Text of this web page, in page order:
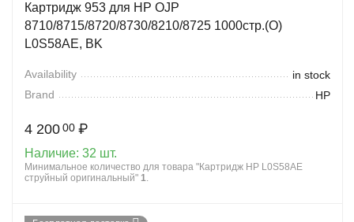
Картридж 953 для HP OJP
8710/8715/8720/8730/8210/8725 1000стр.(O)
L0S58AE, BK
Availability
in stock
Brand
HP
4 200 00 ₽
Наличие: 32 шт.
Минимальное количество для товара "Картридж HP L0S58AE
струйный оригинальный" 1.